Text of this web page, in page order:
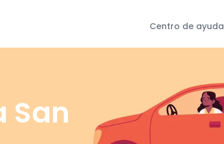
Centro de ayuda
San